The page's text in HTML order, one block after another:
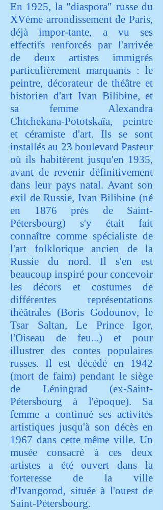
En 1925, la "diaspora" russe du
XVème arrondissement de Paris,
déjà impor-tante, a vu ses
effectifs renforcés par l'arrivée
de deux artistes immigrés
particulièrement marquants : le
peintre, décorateur de théâtre et
historien d'art Ivan Bilibine, et
sa femme Alexandra
Chtchekana-Pototskaïa, peintre
et céramiste d'art. Ils se sont
installés au 23 boulevard Pasteur
où ils habitèrent jusqu'en 1935,
avant de revenir définitivement
dans leur pays natal. Avant son
exil de Russie, Ivan Bilibine (né
en 1876 près de Saint-
Pétersbourg) s'y était fait
connaître comme spécialiste de
l'art folklorique ancien de la
Russie du nord. Il s'en est
beaucoup inspiré pour concevoir
les décors et costumes de
différentes représentations
théâtrales (Boris Godounov, le
Tsar Saltan, Le Prince Igor,
l'Oiseau de feu...) et pour
illustrer des contes populaires
russes. Il est décédé en 1942
(mort de faim) pendant le siège
de Léningrad (ex-Saint-
Pétersbourg à l'époque). Sa
femme a continué ses activités
artistiques jusqu'à son décès en
1967 dans cette même ville. Un
musée consacré à ces deux
artistes a été ouvert dans la
forteresse de la ville
d'Ivangorod, située à l'ouest de
Saint-Pétersbourg.